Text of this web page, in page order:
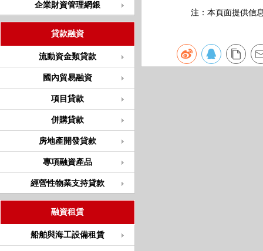
企業財資管理網銀
貸款融資
流動資金類貸款
國內貿易融資
項目貸款
併購貸款
房地產開發貸款
專項融資產品
經營性物業支持貸款
融資租賃
船舶與海工設備租賃
注：本頁面提供信息